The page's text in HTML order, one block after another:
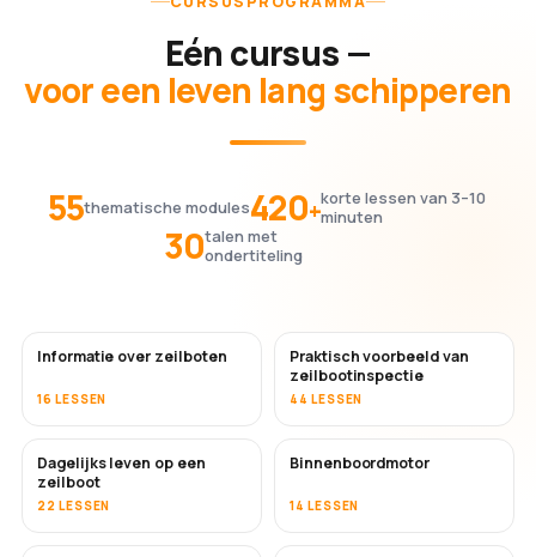
Eén cursus —
voor een leven lang schipperen
55thematische modules420+korte lessen van 3–10
minuten
30talen met
ondertiteling
Informatie over zeilboten
16 LESSEN
Praktisch voorbeeld van
zeilbootinspectie
44 LESSEN
Dagelijks leven op een
zeilboot
22 LESSEN
Binnenboordmotor
14 LESSEN